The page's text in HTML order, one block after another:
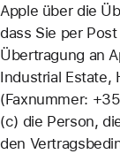
Apple über die
dass Sie per
Übertragung an
Industrial Estate,
(Faxnummer:
(c) die Person,
den